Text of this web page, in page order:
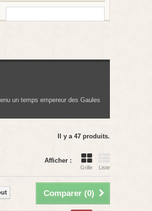
un temps empereur des Gaules
Il y a 47 produits.
Afficher :
Grille Liste
Comparer (0)